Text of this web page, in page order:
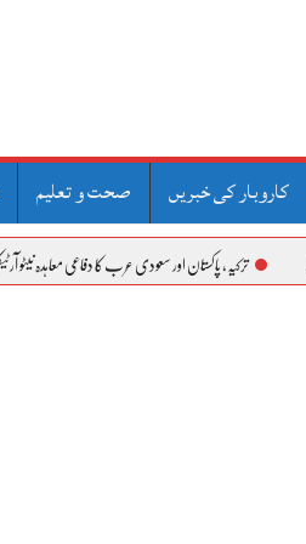
کاروبار کی خبریں صحت و تعلیم
پاکستان اور سعودی عرب کا دفاعی معاہدہ نیٹو آرٹیکل 5 جیسا ہے، حاقان فیدان